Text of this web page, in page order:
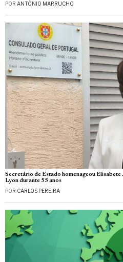
POR ANTÓNIO MARRUCHO
Secretário de Estado homenageou
Lyon durante 55 anos
POR CARLOS PEREIRA